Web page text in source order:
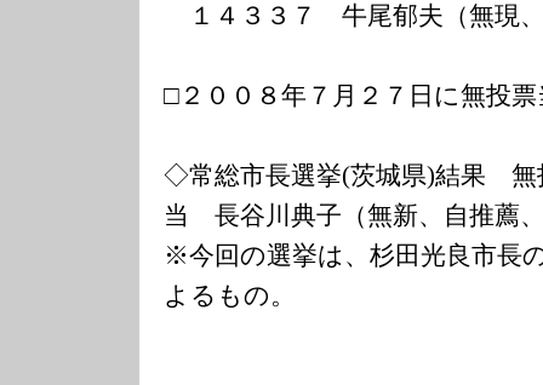
１４３３７ 牛尾郁夫（無現
□２００８年７月２７日に無投
◇常総市長選挙(茨城県)結果 無
当 長谷川典子（無新、自推薦
※今回の選挙は、杉田光良市長
よるもの。